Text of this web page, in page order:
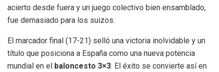
acierto desde fuera y un juego colectivo bien ensamblado,
fue demasiado para los suizos.
El marcador final (17-21) selló una victoria inolvidable y un
título que posiciona a España como una nueva potencia
mundial en el baloncesto 3×3. El éxito se convierte así en